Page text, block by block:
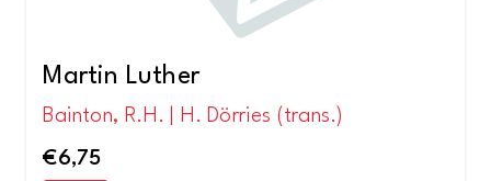
Martin Luther
Bainton, R.H. | H. Dörries (trans.)
€6,75